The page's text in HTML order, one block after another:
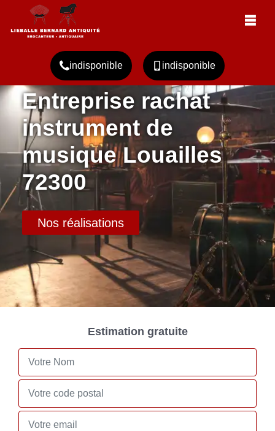
indisponible indisponible
Entreprise rachat
instrument de
musique Louailles
72300
Nos réalisations
Estimation gratuite